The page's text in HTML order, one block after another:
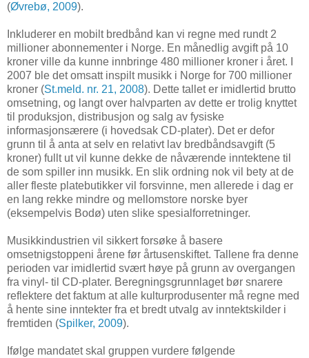
(Øvrebø, 2009).
Inkluderer en mobilt bredbånd kan vi regne med rundt 2
millioner abonnementer i Norge. En månedlig avgift på 10
kroner ville da kunne innbringe 480 millioner kroner i året. I
2007 ble det omsatt inspilt musikk i Norge for 700 millioner
kroner (St.meld. nr. 21, 2008). Dette tallet er imidlertid brutto
omsetning, og langt over halvparten av dette er trolig knyttet
til produksjon, distribusjon og salg av fysiske
informasjonsærere (i hovedsak CD-plater). Det er defor
grunn til å anta at selv en relativt lav bredbåndsavgift (5
kroner) fullt ut vil kunne dekke de nåværende inntektene til
de som spiller inn musikk. En slik ordning nok vil bety at de
aller fleste platebutikker vil forsvinne, men allerede i dag er
en lang rekke mindre og mellomstore norske byer
(eksempelvis Bodø) uten slike spesialforretninger.
Musikkindustrien vil sikkert forsøke å basere
omsetnigstoppeni årene før årtusenskiftet. Tallene fra denne
perioden var imidlertid svært høye på grunn av overgangen
fra vinyl- til CD-plater. Beregningsgrunnlaget bør snarere
reflektere det faktum at alle kulturprodusenter må regne med
å hente sine inntekter fra et bredt utvalg av inntektskilder i
fremtiden (Spilker, 2009).
Ifølge mandatet skal gruppen vurdere følgende